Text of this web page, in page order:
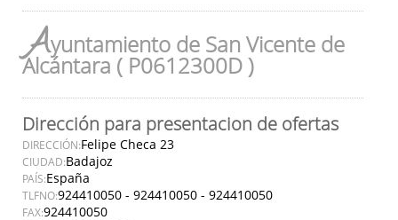
Ayuntamiento de San Vicente de
Alcántara ( P0612300D )
Dirección para presentacion de ofertas
DIRECCIÓN:Felipe Checa 23
CIUDAD:Badajoz
PAÍS:España
TLFNO:924410050 - 924410050 - 924410050
FAX:924410050